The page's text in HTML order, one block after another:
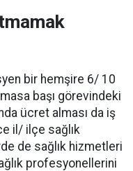
bir hemşire 6/ 10
başı görevindeki
ücret alması da iş
il/ ilçe sağlık
de sağlık hizmetleri
profesyonellerini